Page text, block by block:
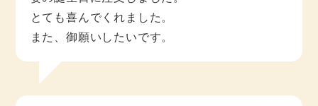
とても喜んでくれました。
また、御願いしたいです。